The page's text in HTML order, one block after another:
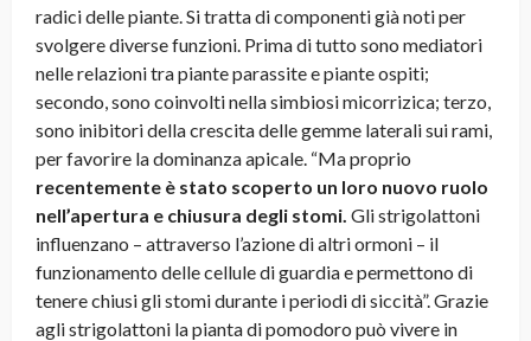
radici delle piante. Si tratta di componenti già noti per
svolgere diverse funzioni. Prima di tutto sono mediatori
nelle relazioni tra piante parassite e piante ospiti;
secondo, sono coinvolti nella simbiosi micorrizica; terzo,
sono inibitori della crescita delle gemme laterali sui rami,
per favorire la dominanza apicale. “Ma proprio
recentemente è stato scoperto un loro nuovo ruolo
nell’apertura e chiusura degli stomi. Gli strigolattoni
influenzano – attraverso l’azione di altri ormoni – il
funzionamento delle cellule di guardia e permettono di
tenere chiusi gli stomi durante i periodi di siccità”. Grazie
agli strigolattoni la pianta di pomodoro può vivere in